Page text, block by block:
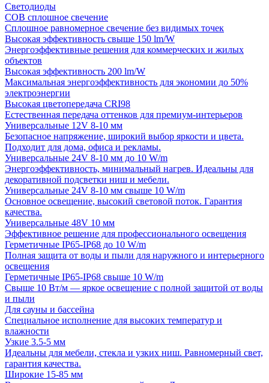
Светодиоды
COB сплошное свечение
Сплошное равномерное свечение без видимых точек
Высокая эффективность свыше 150 lm/W
Энергоэффективные решения для коммерческих и жилых
объектов
Высокая эффективность 200 lm/W
Максимальная энергоэффективность для экономии до 50%
электроэнергии
Высокая цветопередача CRI98
Естественная передача оттенков для премиум-интерьеров
Универсальные 12V 8-10 мм
Безопасное напряжение, широкий выбор яркости и цвета.
Подходит для дома, офиса и рекламы.
Универсальные 24V 8-10 мм до 10 W/m
Энергоэффективность, минимальный нагрев. Идеальны для
декоративной подсветки ниш и мебели.
Универсальные 24V 8-10 мм свыше 10 W/m
Основное освещение, высокий световой поток. Гарантия
качества.
Универсальные 48V 10 мм
Эффективное решение для профессионального освещения
Герметичные IP65-IP68 до 10 W/m
Полная защита от воды и пыли для наружного и интерьерного
освещения
Герметичные IP65-IP68 свыше 10 W/m
Свыше 10 Вт/м — яркое освещение с полной защитой от воды
и пыли
Для сауны и бассейна
Специальное исполнение для высоких температур и
влажности
Узкие 3.5-5 мм
Идеальны для мебели, стекла и узких ниш. Равномерный свет,
гарантия качества.
Широкие 15-85 мм